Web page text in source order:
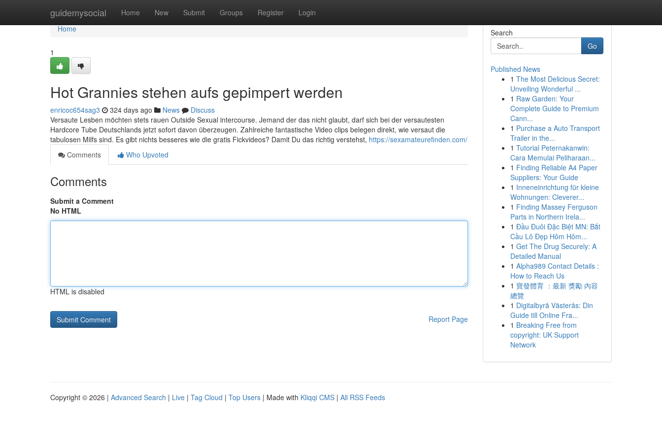
guidemysocial Home New Submit Groups Register Login
Home
Home
1
Hot Grannies stehen aufs gepimpert werden
enricoc654sag3 324 days ago News
Discuss
Versaute Lesben möchten stets rauen Outside Sexual intercourse. Jemand der das nicht glaubt, darf sich bei der versautesten
Hardcore Tube Deutschlands jetzt sofort davon überzeugen. Zahlreiche fantastische Video clips belegen direkt, wie versaut die
tabulosen Milfs sind. Es gibt nichts besseres wie die gratis Fickvideos? Damit Du das richtig verstehst, https://sexamateurefinden.com/
Comments
Who Upvoted
Comments
Submit a Comment
No HTML
HTML is disabled
Report Page
Search
Go
Published News
1 The Most Delicious Secret:
Unveiling Wonderful ...
1 Raw Garden: Your
Complete Guide to Premium
Cann...
1 Purchase a Auto Transport
Trailer in the...
1 Tutorial Peternakanwin:
Cara Memulai Peliharaan...
1 Finding Reliable A4 Paper
Suppliers: Your Guide
1 Inneneinrichtung für kleine
Wohnungen: Cleverer...
1 Finding Massey Ferguson
Parts in Northern Irela...
1 Đầu Đuôi Đặc Biệt MN: Bắt
Cầu Lô Đẹp Hôm Hôm...
1 Get The Drug Securely: A
Detailed Manual
1 Alpha989 Contact Details :
How to Reach Us
1 寶發體育 ：最新 獎勵 內容
總覽
1 Digitalbyrå Västerås: Din
Guide till Online Fra...
1 Breaking Free from
copyright: UK Support
Network
Copyright © 2026 | Advanced Search | Live | Tag Cloud | Top Users | Made with Kliqqi CMS | All RSS Feeds